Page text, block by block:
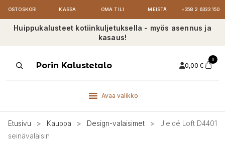
OSTOSKORI KASSA OMA TILI MEISTÄ +358 2 6333 150
Huippukalusteet kotiinkuljetuksella - myös asennus ja
kasaus!
ProductsPorin Kalustetalo 0,00 €
0
Avaa valikko
Etusivu > Kauppa > Design-valaisimet >
Jieldé Loft D4401
seinävalaisin